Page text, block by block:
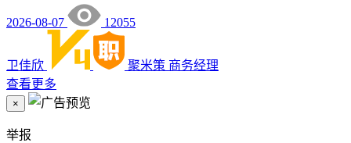
2026-08-07 12055
卫佳欣 聚米策 商务经理
查看更多
×
举报